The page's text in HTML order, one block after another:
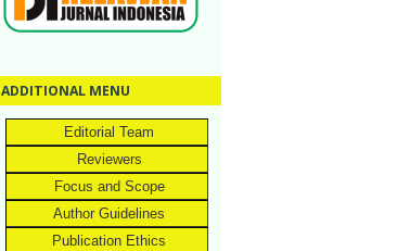
ADDITIONAL MENU
Editorial Team
Reviewers
Focus and Scope
Author Guidelines
Publication Ethics